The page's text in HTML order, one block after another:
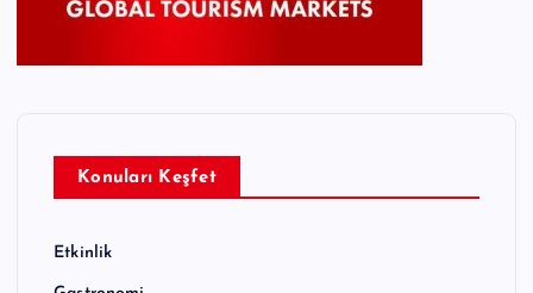
Konuları Keşfet
Etkinlik